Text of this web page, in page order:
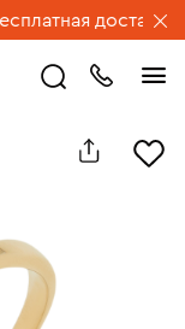
доставка